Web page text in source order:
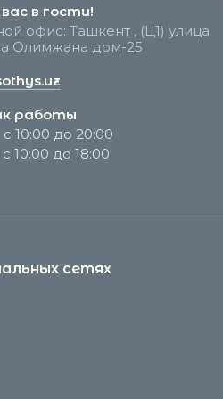
в гости!
офис: Ташкент , (Ц1) улица
Олимжана дом-25
работы
с 10:00 до 20:00
с 10:00 до 18:00
сетях